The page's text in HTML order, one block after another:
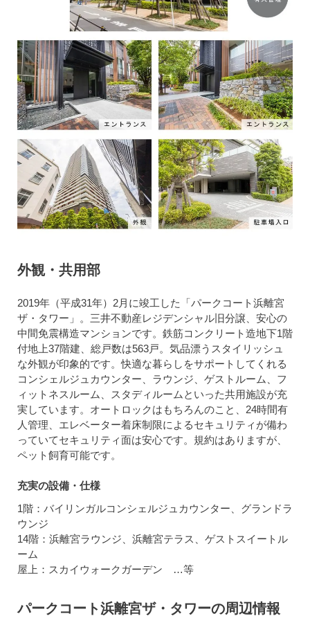
外観・共用部
2019年（平成31年）2月に竣工した「パークコート浜離宮
ザ・タワー」。三井不動産レジデンシャル旧分譲、安心の
中間免震構造マンションです。鉄筋コンクリート造地下1階
付地上37階建、総戸数は563戸。気品漂うスタイリッシュ
な外観が印象的です。快適な暮らしをサポートしてくれる
コンシェルジュカウンター、ラウンジ、ゲストルーム、フ
ィットネスルーム、スタディルームといった共用施設が充
実しています。オートロックはもちろんのこと、24時間有
人管理、エレベーター着床制限によるセキュリティが備わ
っていてセキュリティ面は安心です。規約はありますが、
ペット飼育可能です。
充実の設備・仕様
1階：バイリンガルコンシェルジュカウンター、グランドラ
ウンジ
14階：浜離宮ラウンジ、浜離宮テラス、ゲストスイートル
ーム
屋上：スカイウォークガーデン …等
パークコート浜離宮ザ・タワーの周辺情報